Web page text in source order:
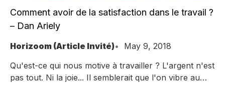
Comment avoir de la satisfaction dans le travail ?
– Dan Ariely
Horizoom (Article Invité)
May 9, 2018
Qu'est-ce qui nous motive à travailler ? L'argent n'est
pas tout. Ni la joie... Il semblerait que l'on vibre au